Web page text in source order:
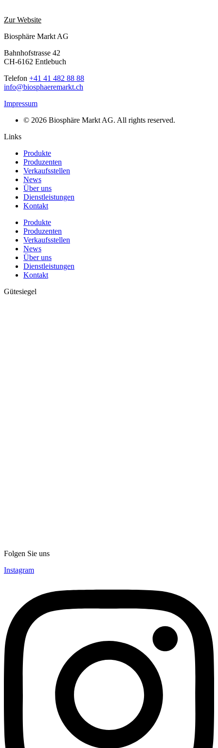
Zur Website
Biosphäre Markt AG
Bahnhofstrasse 42
CH-6162 Entlebuch
Telefon +41 41 482 88 88
info@biosphaeremarkt.ch
Impressum
© 2026 Biosphäre Markt AG. All rights reserved.
Links
Produkte
Produzenten
Verkaufsstellen
News
Über uns
Dienstleistungen
Kontakt
Produkte
Produzenten
Verkaufsstellen
News
Über uns
Dienstleistungen
Kontakt
Gütesiegel
Folgen Sie uns
Instagram